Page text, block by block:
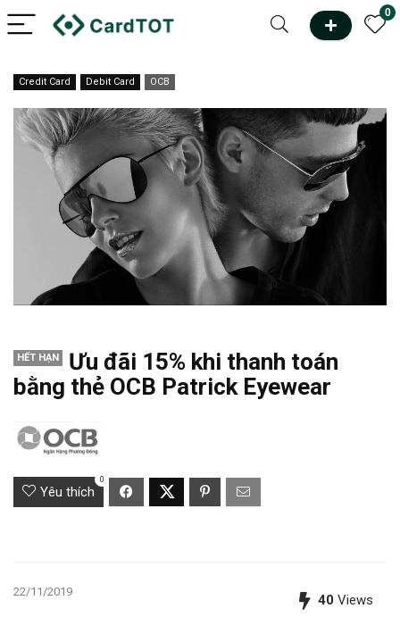
0
Credit Card Debit Card OCB
HẾT HẠN
Ưu đãi 15% khi thanh toán
bằng thẻ OCB Patrick Eyewear
Yêu thích
0
22/11/2019
40 Views